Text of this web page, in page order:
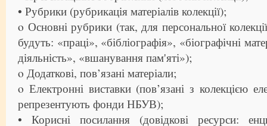
• Рубрики (рубрикація матеріалів колекції);
o Основні рубрики (так, для персональної
будуть: «праці», «бібліографія», «біографічні
діяльність», «вшанування пам'яті»);
o Додаткові, пов’язані матеріали;
o Електронні виставки (пов’язані з колекцією
репрезентують фонди НБУВ);
• Корисні посилання (довідкові ресурси: